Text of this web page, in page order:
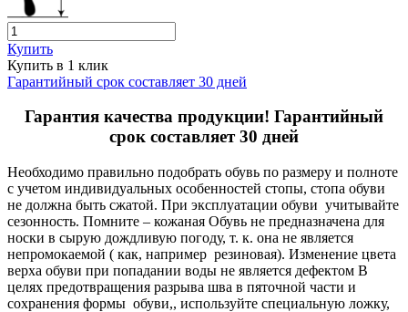
Купить
Купить в 1 клик
Гарантийный срок составляет 30 дней
Гарантия качества продукции! Гарантийный
срок составляет 30 дней
Необходимо правильно подобрать обувь по размеру и полноте
с учетом индивидуальных особенностей стопы, стопа обуви
не должна быть сжатой. При эксплуатации обуви учитывайте
сезонность. Помните – кожаная Обувь не предназначена для
носки в сырую дождливую погоду, т. к. она не является
непромокаемой ( как, например резиновая). Изменение цвета
верха обуви при попадании воды не является дефектом В
целях предотвращения разрыва шва в пяточной части и
сохранения формы обуви,, используйте специальную ложку,